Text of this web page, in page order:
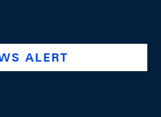
company/swiss-national-
@swissnationalbank
ALERT